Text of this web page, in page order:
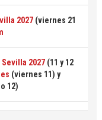
2027 (viernes 21
2027 (11 y 12
(viernes 11) y
12)